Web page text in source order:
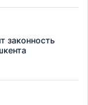
законность